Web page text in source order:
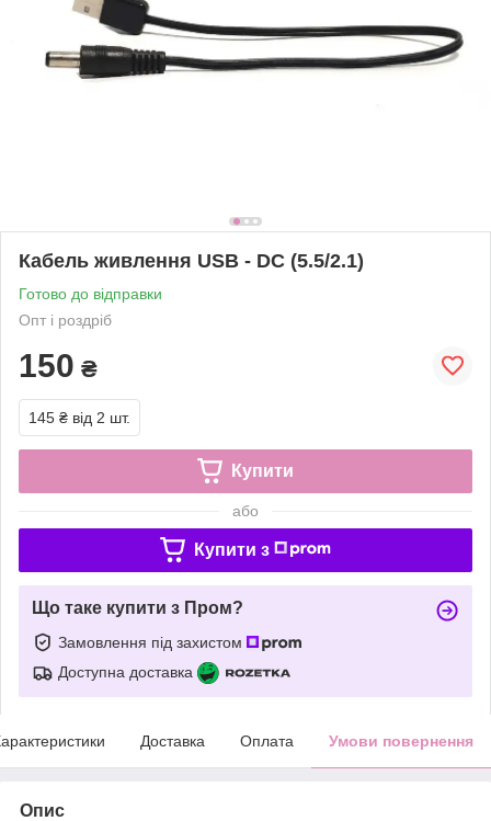
Кабель живлення USB - DC (5.5/2.1)
Готово до відправки
Опт і роздріб
150 ₴
145 ₴ від 2 шт.
Купити
або
Купити з
Що таке купити з Пром?
Замовлення під захистом
Доступна доставка
Доставка Оплата Умови повернення
Опис